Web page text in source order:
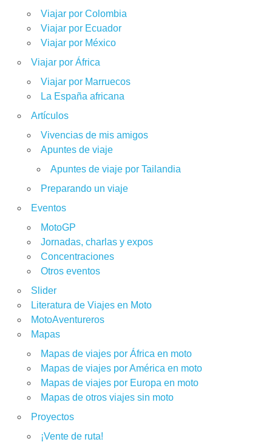
Viajar por Colombia
Viajar por Ecuador
Viajar por México
Viajar por África
Viajar por Marruecos
La España africana
Artículos
Vivencias de mis amigos
Apuntes de viaje
Apuntes de viaje por Tailandia
Preparando un viaje
Eventos
MotoGP
Jornadas, charlas y expos
Concentraciones
Otros eventos
Slider
Literatura de Viajes en Moto
MotoAventureros
Mapas
Mapas de viajes por África en moto
Mapas de viajes por América en moto
Mapas de viajes por Europa en moto
Mapas de otros viajes sin moto
Proyectos
¡Vente de ruta!